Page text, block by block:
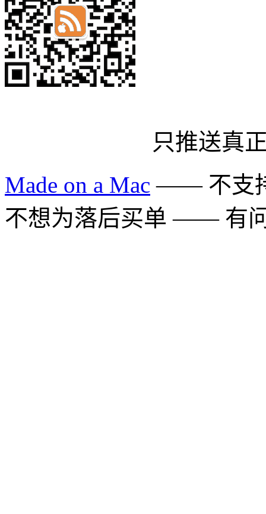
只推送真
Made on a Mac —— 不支
不想为落后买单 —— 有